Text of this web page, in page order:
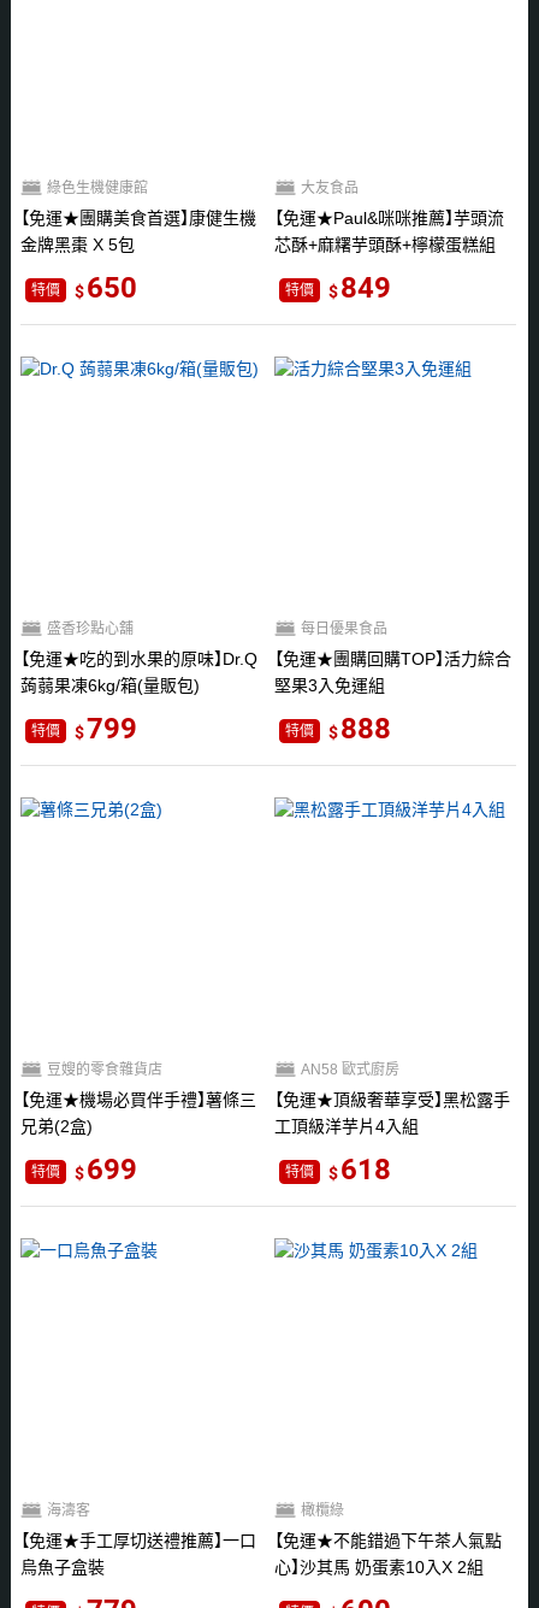
免運★團購美食首選 康健生機
金牌黑棗 X 5包
綠色生機健康館
特價 650
免運★Paul&咪咪推薦 芋頭流
芯酥+麻糬芋頭酥+檸檬蛋糕組
大友食品
特價 849
免運★吃的到水果的原味 Dr.Q
蒟蒻果凍6kg/箱(量販包)
盛香珍點心舖
特價 799
免運★團購回購TOP 活力綜合
堅果3入免運組
每日優果食品
特價 888
免運★機場必買伴手禮 薯條三
兄弟(2盒)
豆嫂的零食雜貨店
特價 699
免運★頂級奢華享受 黑松露手
工頂級洋芋片4入組
AN58 歐式廚房
特價 618
免運★手工厚切送禮推薦 一口
烏魚子盒裝
海濤客
免運★不能錯過下午茶人氣點
心 沙其馬 奶蛋素10入X 2組
橄欖綠